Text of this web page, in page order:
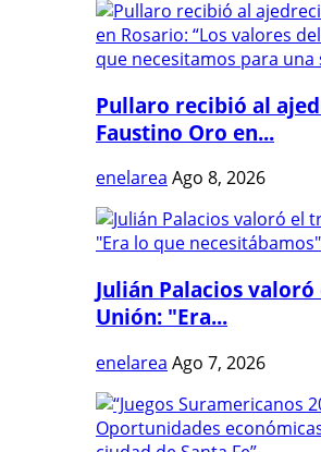
Pullaro recibió al
Faustino Oro en...
enelarea Ago 8, 2026
Julián Palacios
Unión: "Era...
enelarea Ago 7, 2026